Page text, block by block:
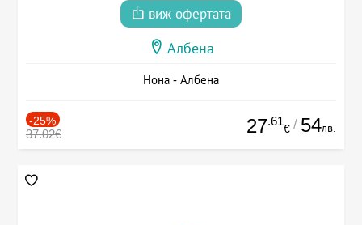
виж офертата
Албена
Нона - Албена
-25%
37.02€ 27.61
€ / 54лв.